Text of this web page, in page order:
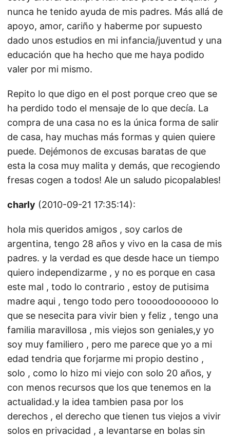
nunca he tenido ayuda de mis padres. Más allá de
apoyo, amor, cariño y haberme por supuesto
dado unos estudios en mi infancia/juventud y una
educación que ha hecho que me haya podido
valer por mi mismo.
Repito lo que digo en el post porque creo que se
ha perdido todo el mensaje de lo que decía. La
compra de una casa no es la única forma de salir
de casa, hay muchas más formas y quien quiere
puede. Dejémonos de excusas baratas de que
esta la cosa muy malita y demás, que recogiendo
fresas cogen a todos! Ale un saludo picopalables!
charly (2010-09-21 17:35:14):
hola mis queridos amigos , soy carlos de
argentina, tengo 28 años y vivo en la casa de mis
padres. y la verdad es que desde hace un tiempo
quiero independizarme , y no es porque en casa
este mal , todo lo contrario , estoy de putisima
madre aqui , tengo todo pero toooodooooooo lo
que se nesecita para vivir bien y feliz , tengo una
familia maravillosa , mis viejos son geniales,y yo
soy muy familiero , pero me parece que yo a mi
edad tendria que forjarme mi propio destino ,
solo , como lo hizo mi viejo con solo 20 años, y
con menos recursos que los que tenemos en la
actualidad.y la idea tambien pasa por los
derechos , el derecho que tienen tus viejos a vivir
solos en privacidad , a levantarse en bolas sin